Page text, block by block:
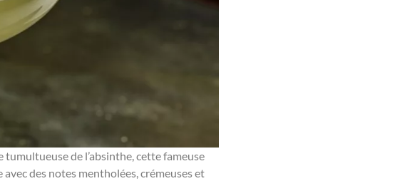
tumultueuse de l’absinthe, cette fameuse
des notes mentholées, crémeuses et